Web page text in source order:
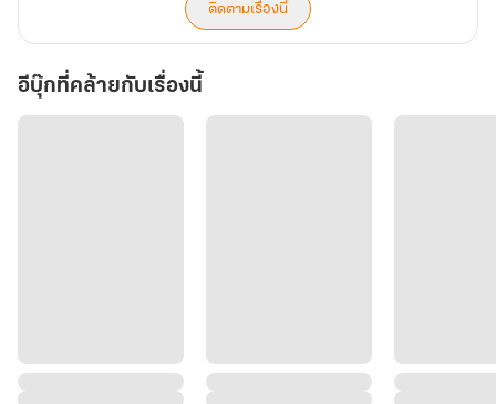
ติดตามเรื่องนี้
อีบุ๊กที่คล้ายกับเรื่องนี้